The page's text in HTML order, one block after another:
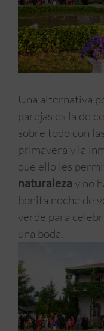
Una alternativa
parejas es la de
sobre todo con
primavera y la
que ello les
naturaleza y no
bonita noche de
verde para
una boda.